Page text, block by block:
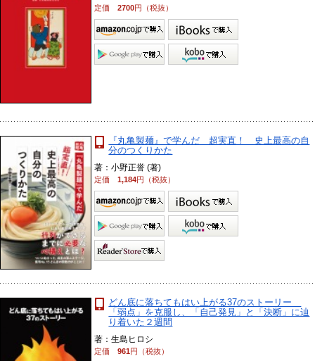
定価2700円（税抜）
『丸亀製麺』で学んだ 超実直！ 史上最高の自
分のつくりかた
著：小野正誉 (著)
定価1,184円（税抜）
どん底に落ちてもはい上がる37のストーリー
「弱点」を克服し、「自己発見」と「決断」に辿
り着いた２週間
著：生島ヒロシ
定価961円（税抜）